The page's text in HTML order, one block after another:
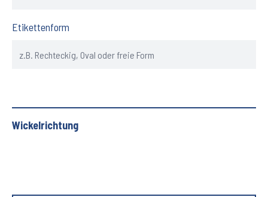
Etikettenform
Wickelrichtung